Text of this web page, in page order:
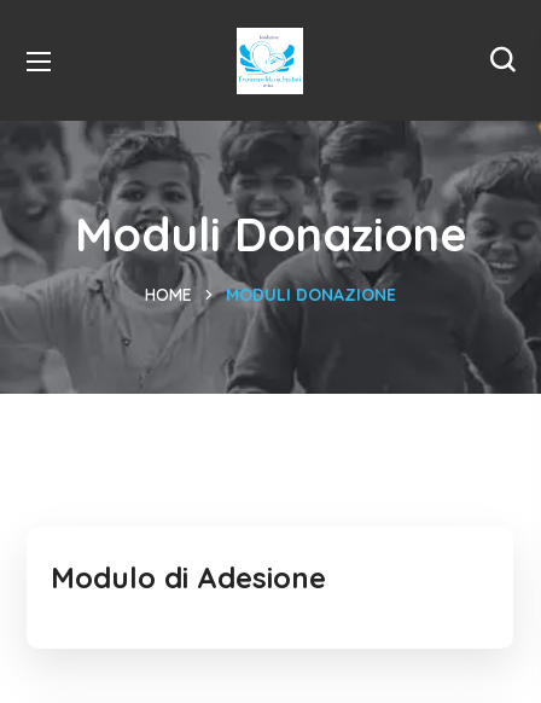
Moduli Donazione
HOME MODULI DONAZIONE
Modulo di Adesione